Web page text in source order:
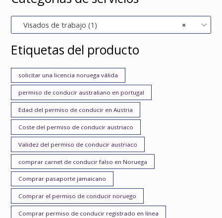
×
Visados de trabajo (1)
Etiquetas del producto
solicitar una licencia noruega válida
permiso de conducir australiano en portugal
Edad del permiso de conducir en Austria
Coste del permiso de conducir austriaco
Validez del permiso de conducir austriaco
comprar carnet de conducir falso en Noruega
Comprar pasaporte jamaicano
Comprar el permiso de conducir noruego
Comprar permiso de conducir registrado en línea